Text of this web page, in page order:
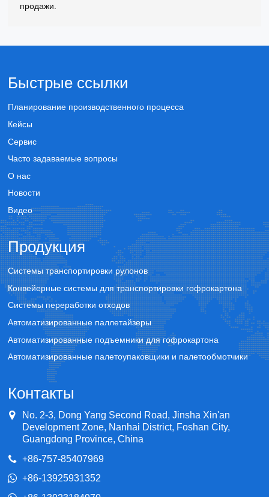
продажи.
Быстрые ссылки
Планирование производственного процесса
Кейсы
Сервис
Часто задаваемые вопросы
О нас
Новости
Видео
Продукция
Системы транспортировки рулонов
Конвейерные системы для транспортировки гофрокартона
Системы переработки отходов
Автоматизированные паллетайзеры
Автоматизированные подъемники для гофрокартона
Автоматизированные палетоупаковщики и палетообмотчики
Контакты
No. 2-3, Dong Yang Second Road, Jinsha Xin'an
Development Zone, Nanhai District, Foshan City,
Guangdong Province, China
+86-757-85407969
+86-13925931352